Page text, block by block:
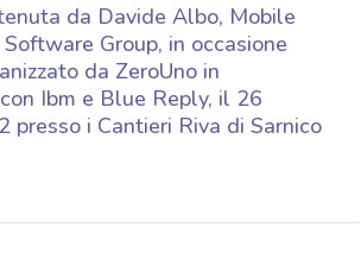
da Davide Albo, Mobile
Group, in occasione
da ZeroUno in
Ibm e Blue Reply, il 26
presso i Cantieri Riva di Sarnico